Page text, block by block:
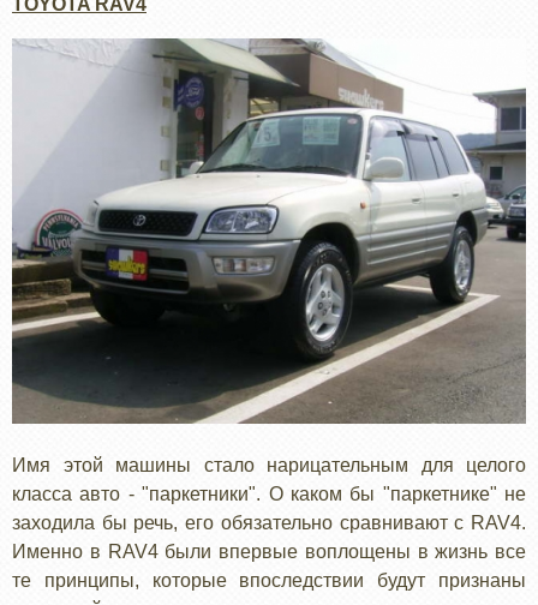
Имя этой машины стало нарицательным для целого
класса авто - "паркетники". О каком бы "паркетнике" не
заходила бы речь, его обязательно сравнивают с RAV4.
Именно в RAV4 были впервые воплощены в жизнь все
те принципы, которые впоследствии будут признаны